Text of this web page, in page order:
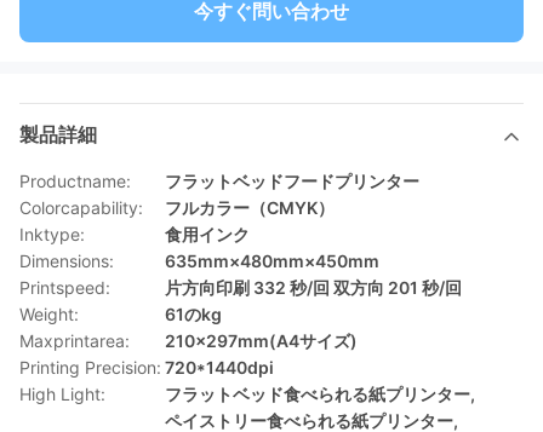
今すぐ問い合わせ
製品詳細
Productname:
フラットベッドフードプリンター
Colorcapability:
フルカラー（CMYK）
Inktype:
食用インク
Dimensions:
635mm×480mm×450mm
Printspeed:
片方向印刷 332 秒/回 双方向 201 秒/回
Weight:
61のkg
Maxprintarea:
210×297mm(A4サイズ)
Printing Precision: 720*1440dpi
High Light:
フラットベッド食べられる紙プリンター,
ペイストリー食べられる紙プリンター,